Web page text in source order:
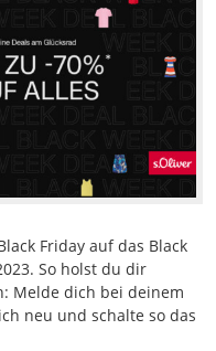
Friday auf das Black
So holst du dir
Melde dich bei deinem
neu und schalte so das